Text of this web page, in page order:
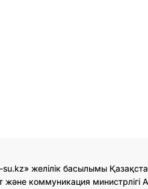
su.kz» желілік басылымы
және коммуникация министрлігі